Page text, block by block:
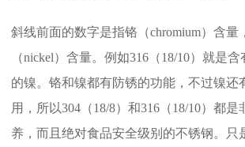
斜线前面的数字是指铬（chromium）含量
（nickel）含量。例如316（18/10）就是
的镍。铬和镍都有防锈的功能，不过镍还
用，所以304（18/8）和316（18/10）都
养，而且绝对食品安全级别的不锈钢。只